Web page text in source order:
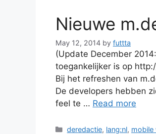
Nieuwe
May 12, 2014 by futtta
(Update December
toegankelijker is op
Bij het refreshen van
De developers hebben
feel te … Read more
Categories
deredactie, lang:nl, mobile